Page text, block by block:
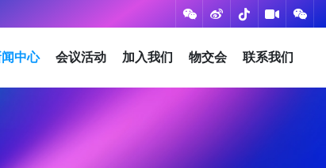
中心 会议活动 加入我们 物交会 联系我们